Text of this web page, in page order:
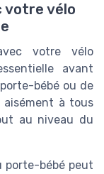
votre vélo
votre vélo
avant
bébé ou de
à tous
au niveau du
bébé peut